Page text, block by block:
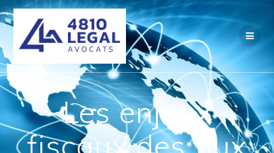
Passer
au
contenu
Les enjeux
fiscaux des flux